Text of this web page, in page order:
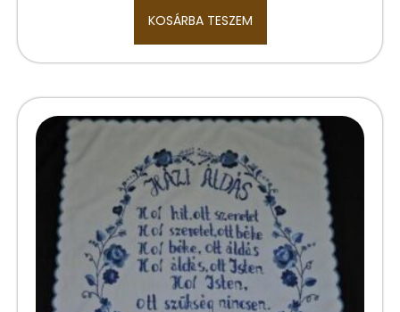
KOSÁRBA TESZEM